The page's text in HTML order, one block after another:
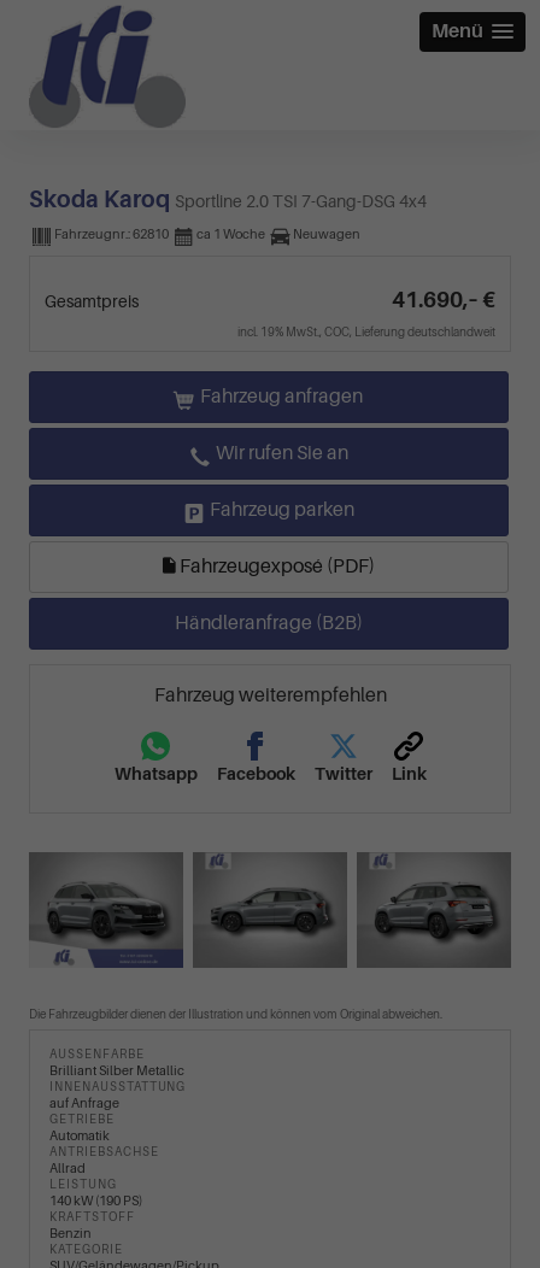
Menü
Skoda Karoq Sportline 2.0 TSI 7-Gang-DSG 4x4
Fahrzeugnr.:62810 ca 1 Woche Neuwagen
Gesamtpreis 41.690,– €
incl. 19% MwSt., COC, Lieferung deutschlandweit
Fahrzeug anfragen
Wir rufen Sie an
Fahrzeug parken
Fahrzeugexposé (PDF)
Händleranfrage (B2B)
Fahrzeug weiterempfehlen
Whatsapp Facebook Twitter Link
Die Fahrzeugbilder dienen der Illustration und können vom Original abweichen.
AUSSENFARBE
Brilliant Silber Metallic
INNENAUSSTATTUNG
auf Anfrage
GETRIEBE
Automatik
ANTRIEBSACHSE
Allrad
LEISTUNG
140 kW (190 PS)
KRAFTSTOFF
Benzin
KATEGORIE